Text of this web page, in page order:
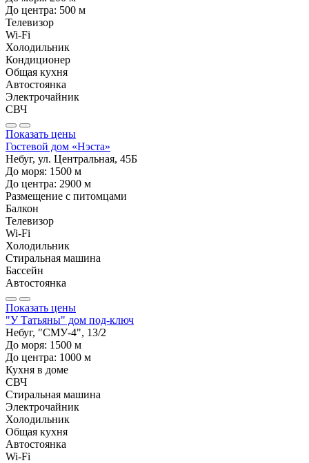
До центра: 500 м
Телевизор
Wi-Fi
Холодильник
Кондиционер
Общая кухня
Автостоянка
Электрочайник
СВЧ
Показать цены
Гостевой дом «Нэста»
Небуг, ул. Центральная, 45Б
До моря: 1500 м
До центра: 2900 м
Размещение с питомцами
Балкон
Телевизор
Wi-Fi
Холодильник
Стиральная машина
Бассейн
Автостоянка
Показать цены
"У Татьяны" дом под-ключ
Небуг, "СМУ-4", 13/2
До моря: 1500 м
До центра: 1000 м
Кухня в доме
СВЧ
Стиральная машина
Электрочайник
Холодильник
Общая кухня
Автостоянка
Wi-Fi